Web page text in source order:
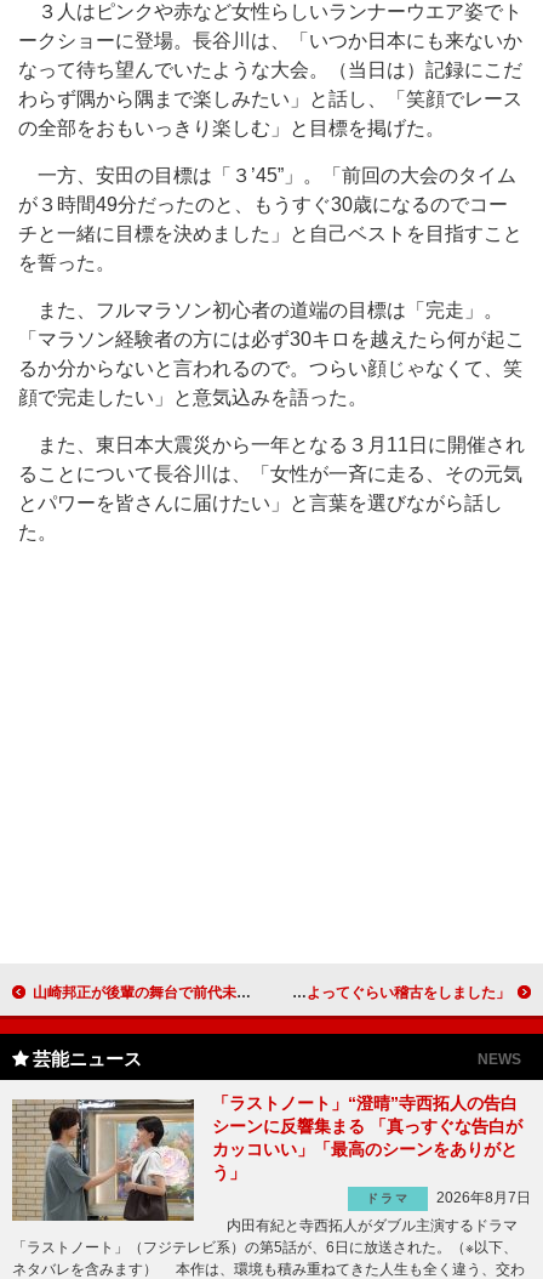
３人はピンクや赤など女性らしいランナーウエア姿でト
ークショーに登場。長谷川は、「いつか日本にも来ないか
なって待ち望んでいたような大会。（当日は）記録にこだ
わらず隅から隅まで楽しみたい」と話し、「笑顔でレース
の全部をおもいっきり楽しむ」と目標を掲げた。
一方、安田の目標は「３’45”」。「前回の大会のタイム
が３時間49分だったのと、もうすぐ30歳になるのでコー
チと一緒に目標を決めました」と自己ベストを目指すこと
を誓った。
また、フルマラソン初心者の道端の目標は「完走」。
「マラソン経験者の方には必ず30キロを越えたら何が起こ
るか分からないと言われるので。つらい顔じゃなくて、笑
顔で完走したい」と意気込みを語った。
また、東日本大震災から一年となる３月11日に開催され
ることについて長谷川は、「女性が一斉に走る、その元気
とパワーを皆さんに届けたい」と言葉を選びながら話し
た。
山崎邦正が後輩の舞台で前代未聞の口上！？ 「チケット買ってください。怖いんです」 堂本光一、「Ｅｎｄｌｅｓｓ ＳＨＯＣＫ」公演が再開 「死んじゃうよってぐらい稽古をしました」
芸能ニュース NEWS
「ラストノート」“澄晴”寺西拓人の告白
シーンに反響集まる 「真っすぐな告白が
カッコいい」「最高のシーンをありがと
う」
ドラマ
2026年8月7日
内田有紀と寺西拓人がダブル主演するドラマ
「ラストノート」（フジテレビ系）の第5話が、6日に放送された。（※以下、
ネタバレを含みます） 本作は、環境も積み重ねてきた人生も全く違う、交わ